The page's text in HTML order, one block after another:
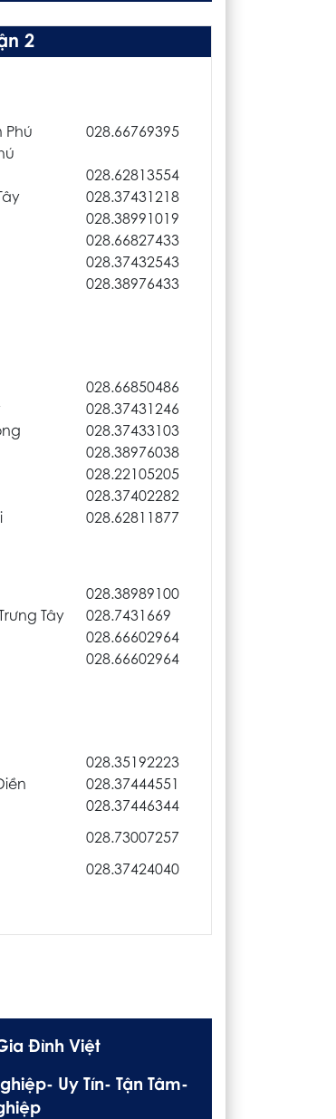
2
Phú
028.66769395
028.62813554
028.37431218
028.38991019
028.66827433
028.37432543
028.38976433
028.66850486
028.37431246
028.37433103
028.38976038
028.22105205
028.37402282
028.62811877
028.38989100
Tây
028.7431669
028.66602964
028.66602964
028.35192223
028.37444551
028.37446344
028.73007257
028.37424040
Đình Việt
Uy Tín- Tận Tâm-